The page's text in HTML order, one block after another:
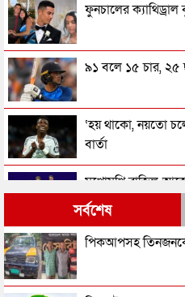
ফুনচালের
৯১ বলে ১৫ চার, ২৫
‘হয় থাকো, নয়তো
বার্তা
মুখোমুখি ব্রাজিল-
আর্জেন্টিনার বি রু দ্ধে
সর্বশেষ
পিকআপসহ